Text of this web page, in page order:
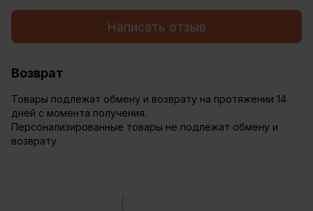
Написать отзыв
Возврат
Товары подлежат обмену и возврату на протяжении 14
дней с момента получения.
Персонализированные товары не подлежат обмену и
возврату.